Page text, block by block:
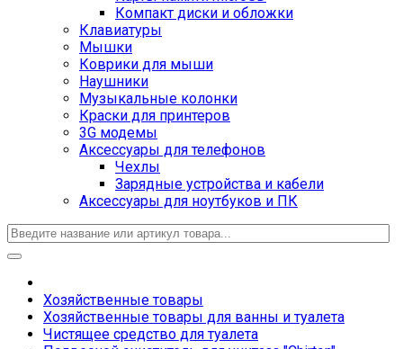
Компакт диски и обложки
Клавиатуры
Мышки
Коврики для мыши
Наушники
Музыкальные колонки
Краски для принтеров
3G модемы
Аксессуары для телефонов
Чехлы
Зарядные устройства и кабели
Аксессуары для ноутбуков и ПК
Хозяйственные товары
Хозяйственные товары для ванны и туалета
Чистящее средство для туалета